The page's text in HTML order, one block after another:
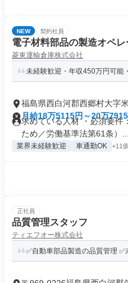
NEW 契約社員
電子材料部品の製造オペレ
菱東運輸倉庫株式会社
未経験歓迎・年収450万円可能
福島県西白河郡西郷村大字
月給18万5115円～20万
求めている人材 ・必須要件
ため／労働基準法第61条）...
業界未経験歓迎 車通勤OK +11個
正社員
品質管理スタッフ
ティエフオー株式会社
✅自動車部品製造の品質管理